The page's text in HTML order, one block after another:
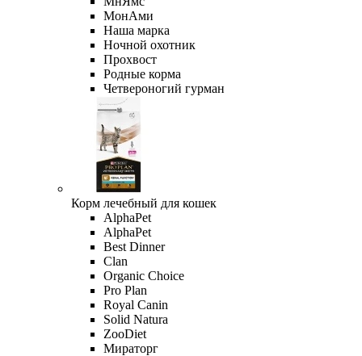
МонАми
Наша марка
Ночной охотник
Прохвост
Родные корма
Четвероногий гурман
Корм лечебный для кошек
AlphaPet
AlphaPet
Best Dinner
Clan
Organic Сhoice
Pro Plan
Royal Canin
Solid Natura
ZooDiet
Мираторг